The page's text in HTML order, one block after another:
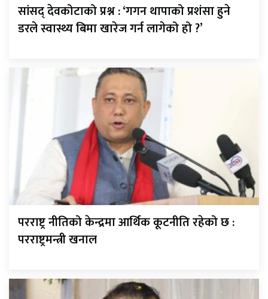
सांसद् देवकोटाको प्रश्न : ‘गगन थापाको प्रशंसा हुने
डरले स्वास्थ्य बिमा खारेज गर्न लागेको हो ?’
परराष्ट्र नीतिको केन्द्रमा आर्थिक कूटनीति रहेको छ :
परराष्ट्रमन्त्री खनाल